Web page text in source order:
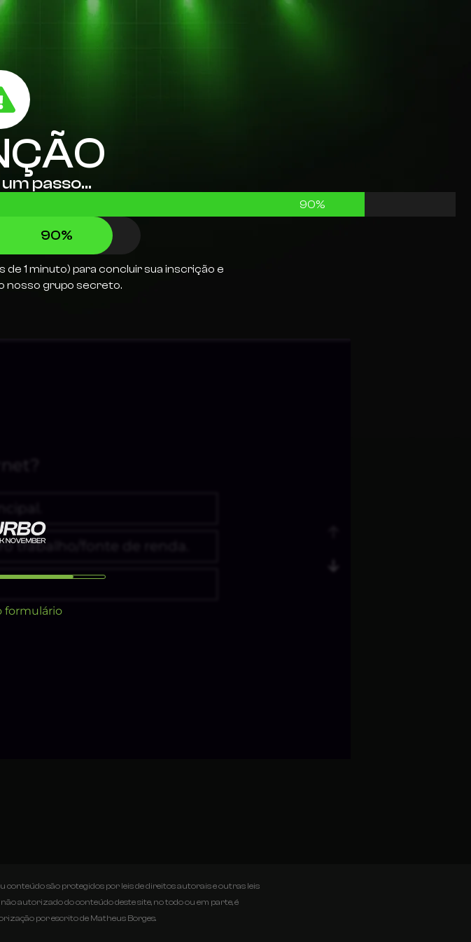
passo…
90%
90%
de 1 minuto) para concluir sua inscrição e
nosso grupo secreto.
conteúdo são protegidos por leis de direitos autorais e outras leis
autorizado do conteúdo deste site, no todo ou em parte, é
por escrito de Matheus Borges.